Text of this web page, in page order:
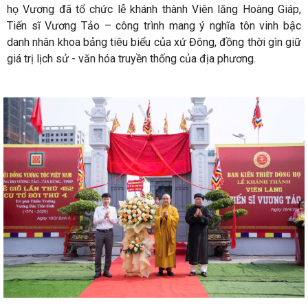
họ Vương đã tổ chức lễ khánh thành Viên lăng Hoàng Giáp,
Tiến sĩ Vương Tảo – công trình mang ý nghĩa tôn vinh bậc
danh nhân khoa bảng tiêu biểu của xứ Đông, đồng thời gìn giữ
giá trị lịch sử - văn hóa truyền thống của địa phương.